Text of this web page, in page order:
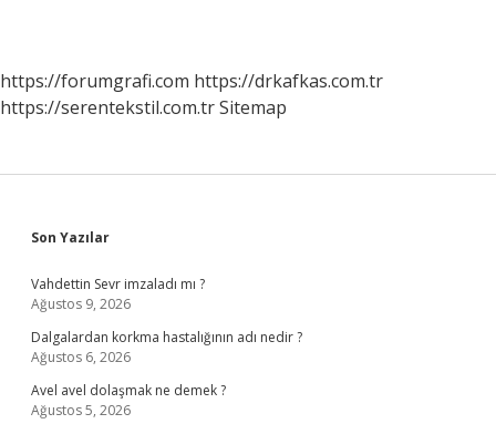
https://forumgrafi.com https://drkafkas.com.tr
https://serentekstil.com.trSitemap
Sidebar
Son Yazılar
Vahdettin Sevr imzaladı mı ?
Ağustos 9, 2026
Dalgalardan korkma hastalığının adı nedir ?
Ağustos 6, 2026
Avel avel dolaşmak ne demek ?
Ağustos 5, 2026